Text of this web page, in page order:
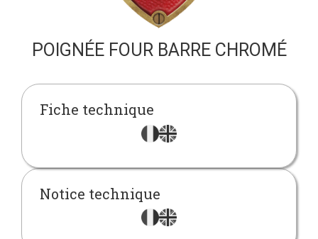
POIGNÉE FOUR BARRE CHROMÉ
Fiche technique
Notice technique